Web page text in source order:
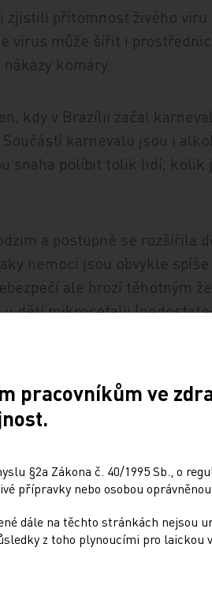
zjistili přítomnost živého viru
virus může šířit i
komáry.
kdy v Brazílii začal
karnevalu jsou i
snaha políbit tolik lidí, kolik
a postupně se rozšířila
nemoci jsou obvykle
ale hrozí těhotným
u dětí mikrocefalii
který Světová zdravotní
Proti viru zika dosud
s výzkumníky v
pracovníkům ve
§2a Zákona č. 40/1995 Sb., o
přípravky nebo osobou
dále na těchto stránkách nejsou
z toho plynoucími pro laickou